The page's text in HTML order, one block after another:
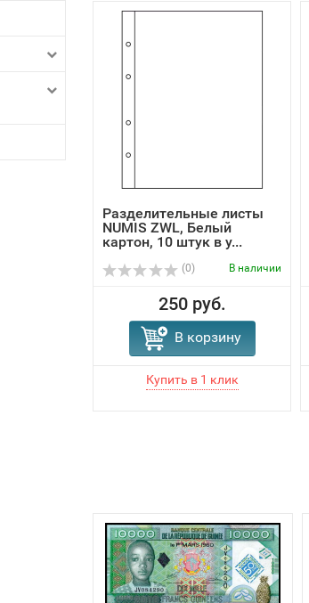
Разделительные листы
NUMIS ZWL, Белый
картон, 10 штук в у...
(0) В наличии
250 руб.
В корзину